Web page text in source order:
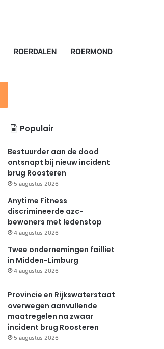
ROERDALEN ROERMOND
Populair
Bestuurder aan de dood
ontsnapt bij nieuw incident
brug Roosteren
5 augustus 2026
Anytime Fitness
discrimineerde azc-
bewoners met ledenstop
4 augustus 2026
Twee ondernemingen failliet
in Midden-Limburg
4 augustus 2026
Provincie en Rijkswaterstaat
overwegen aanvullende
maatregelen na zwaar
incident brug Roosteren
5 augustus 2026